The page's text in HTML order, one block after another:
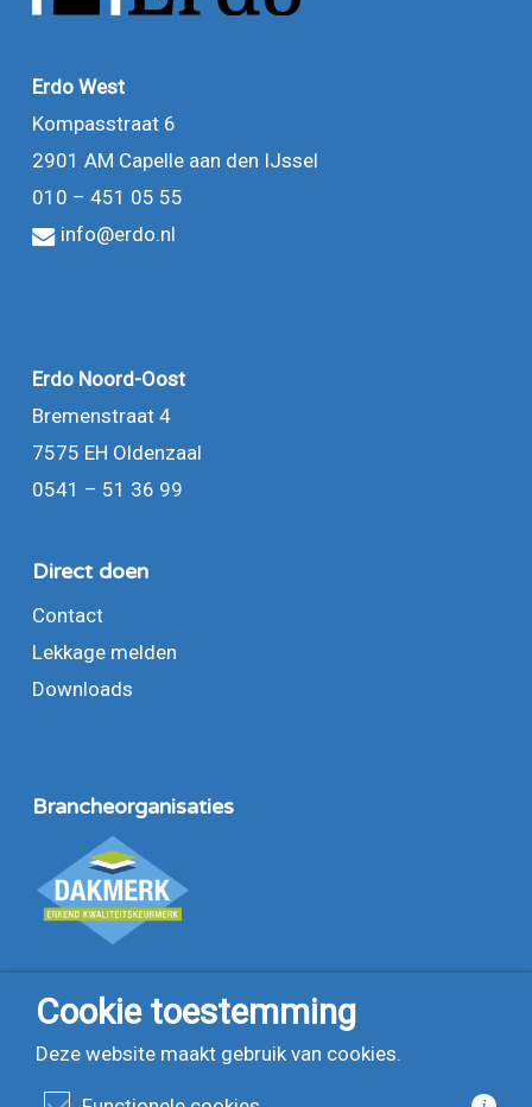
Erdo West
Kompasstraat 6
2901 AM Capelle aan den IJssel
010 – 451 05 55
info@erdo.nl
Erdo Noord-Oost
Bremenstraat 4
7575 EH Oldenzaal
0541 – 51 36 99
Direct doen
Contact
Lekkage melden
Downloads
Branche­organisaties
Cookie toestemming
Deze website maakt gebruik van cookies.